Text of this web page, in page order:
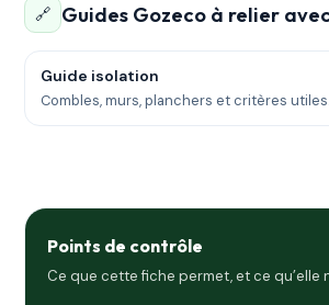
🔗 Guides Gozeco à relier
Guide isolation
Combles, murs, planchers et critères utiles.
Points de contrôle
Ce que cette fiche permet, et ce qu’elle